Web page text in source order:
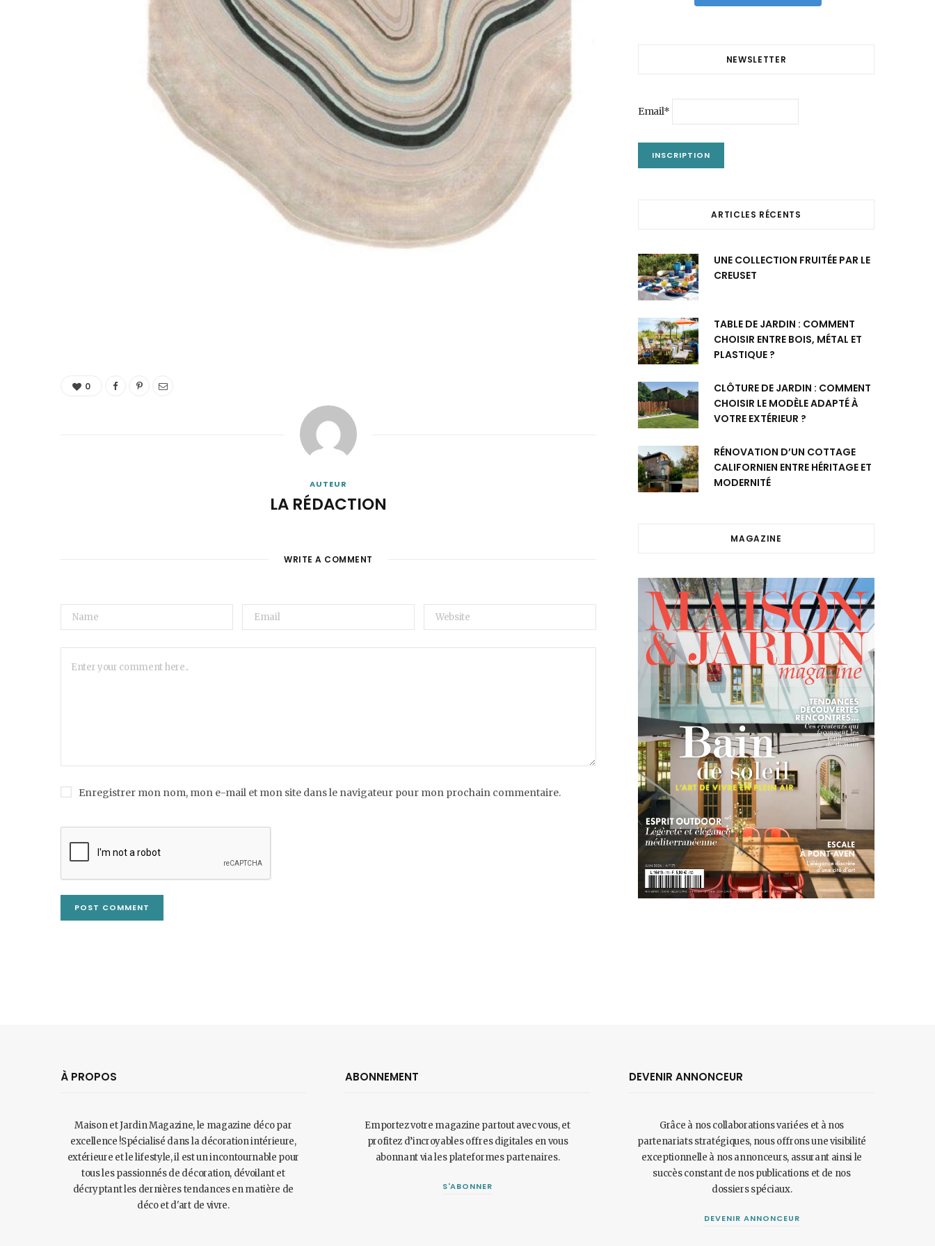
0
AUTEUR
LA RÉDACTION
WRITE A COMMENT
Enregistrer mon nom, mon e-mail et mon site dans le navigateur pour mon prochain commentaire.
NEWSLETTER
Email*
ARTICLES RÉCENTS
UNE COLLECTION FRUITÉE PAR LE
CREUSET
TABLE DE JARDIN : COMMENT
CHOISIR ENTRE BOIS, MÉTAL ET
PLASTIQUE ?
CLÔTURE DE JARDIN : COMMENT
CHOISIR LE MODÈLE ADAPTÉ À
VOTRE EXTÉRIEUR ?
RÉNOVATION D’UN COTTAGE
CALIFORNIEN ENTRE HÉRITAGE ET
MODERNITÉ
MAGAZINE
À PROPOS
Maison et Jardin Magazine, le magazine déco par
excellence !Spécialisé dans la décoration intérieure,
extérieure et le lifestyle, il est un incontournable pour
tous les passionnés de décoration, dévoilant et
décryptant les dernières tendances en matière de
déco et d'art de vivre.
ABONNEMENT
Emportez votre magazine partout avec vous, et
profitez d’incroyables offres digitales en vous
abonnant via les plateformes partenaires.
S'ABONNER
DEVENIR ANNONCEUR
Grâce à nos collaborations variées et à nos
partenariats stratégiques, nous offrons une visibilité
exceptionnelle à nos annonceurs, assurant ainsi le
succès constant de nos publications et de nos
dossiers spéciaux.
DEVENIR ANNONCEUR